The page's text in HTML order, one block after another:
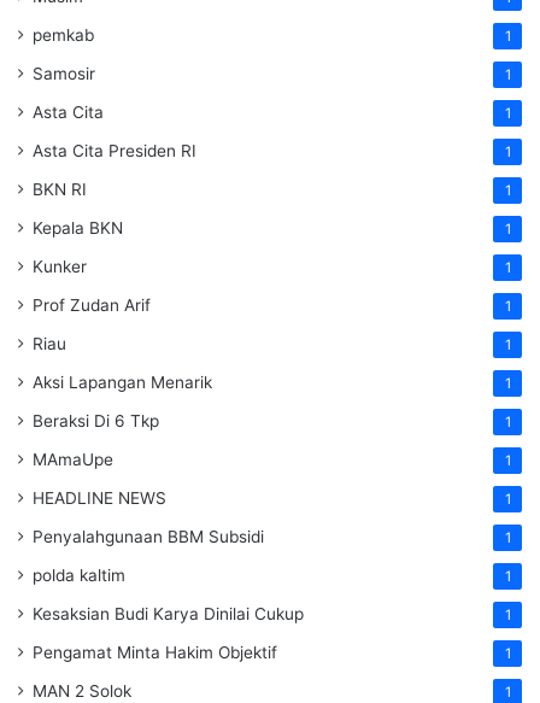
pemkab 1
Samosir 1
Asta Cita 1
Asta Cita Presiden RI 1
BKN RI 1
Kepala BKN 1
Kunker 1
Prof Zudan Arif 1
Riau 1
Aksi Lapangan Menarik 1
Beraksi Di 6 Tkp 1
MAmaUpe 1
HEADLINE NEWS 1
Penyalahgunaan BBM Subsidi 1
polda kaltim 1
Kesaksian Budi Karya Dinilai Cukup 1
Pengamat Minta Hakim Objektif 1
MAN 2 Solok 1